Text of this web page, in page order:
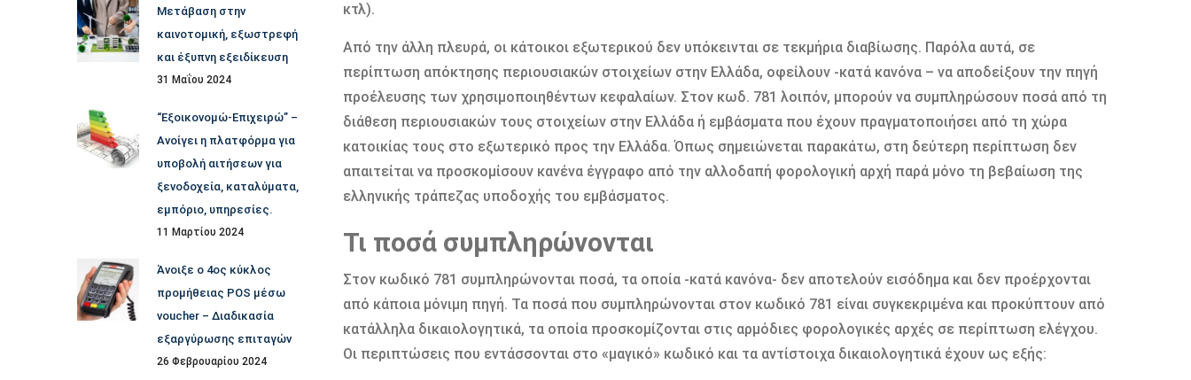
κτλ).
Από την άλλη πλευρά, οι κάτοικοι εξωτερικού δεν υπόκεινται σε τεκμήρια διαβίωσης. Παρόλα αυτά, σε
περίπτωση απόκτησης περιουσιακών στοιχείων στην Ελλάδα, οφείλουν -κατά κανόνα – να αποδείξουν την πηγή
προέλευσης των χρησιμοποιηθέντων κεφαλαίων. Στον κωδ. 781 λοιπόν, μπορούν να συμπληρώσουν ποσά από τη
διάθεση περιουσιακών τους στοιχείων στην Ελλάδα ή εμβάσματα που έχουν πραγματοποιήσει από τη χώρα
κατοικίας τους στο εξωτερικό προς την Ελλάδα. Όπως σημειώνεται παρακάτω, στη δεύτερη περίπτωση δεν
απαιτείται να προσκομίσουν κανένα έγγραφο από την αλλοδαπή φορολογική αρχή παρά μόνο τη βεβαίωση της
ελληνικής τράπεζας υποδοχής του εμβάσματος.
Τι ποσά συμπληρώνονται
Στον κωδικό 781 συμπληρώνονται ποσά, τα οποία -κατά κανόνα- δεν αποτελούν εισόδημα και δεν προέρχονται
από κάποια μόνιμη πηγή. Τα ποσά που συμπληρώνονται στον κωδικό 781 είναι συγκεκριμένα και προκύπτουν από
κατάλληλα δικαιολογητικά, τα οποία προσκομίζονται στις αρμόδιες φορολογικές αρχές σε περίπτωση ελέγχου.
Οι περιπτώσεις που εντάσσονται στο «μαγικό» κωδικό και τα αντίστοιχα δικαιολογητικά έχουν ως εξής:
Μετάβαση στην
καινοτομική, εξωστρεφή
και έξυπνη εξειδίκευση
31 Μαΐου 2024
“Εξοικονομώ-Επιχειρώ” –
Ανοίγει η πλατφόρμα για
υποβολή αιτήσεων για
ξενοδοχεία, καταλύματα,
εμπόριο, υπηρεσίες.
11 Μαρτίου 2024
Άνοιξε ο 4ος κύκλος
προμήθειας POS μέσω
voucher – Διαδικασία
εξαργύρωσης επιταγών
26 Φεβρουαρίου 2024